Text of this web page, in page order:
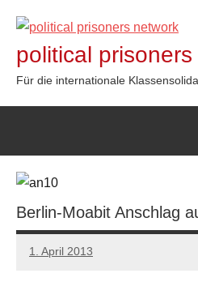
Inhalt
springen
political
Für die internationale
Berlin-Moabit Anschlag
1. April 2013
admin